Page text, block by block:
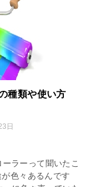
種類や使い方
日
ラーって聞いたこ
色々あるんです